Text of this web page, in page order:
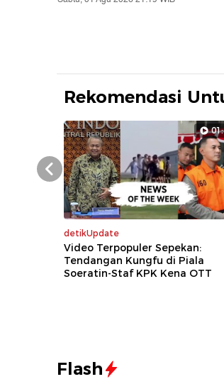
Rekomendasi
detikUpdate
Video Terpopuler Sepekan:
Tendangan Kungfu di Piala
Soeratin-Staf KPK Kena OTT
Prev
Flash